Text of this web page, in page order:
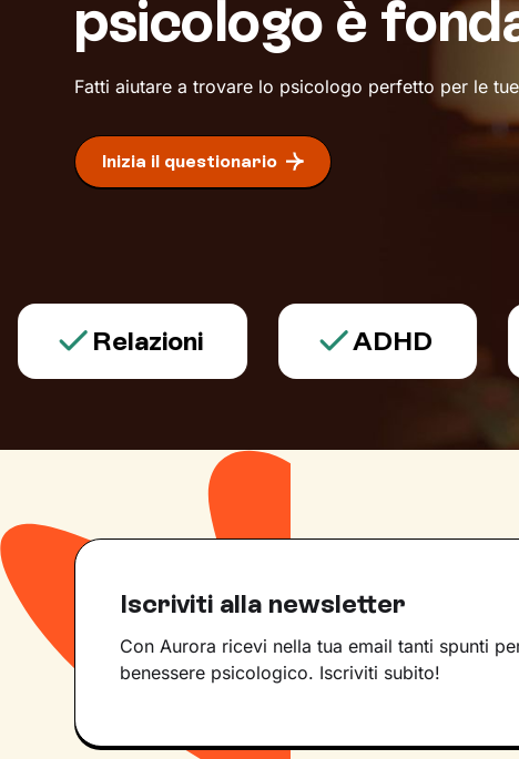
psicologo è
Fatti aiutare a trovare lo psicologo perfetto per le
Inizia il questionario
Relazioni ADHD
Iscriviti alla newsletter
Con Aurora ricevi nella tua email tanti spunti
benessere psicologico. Iscriviti subito!